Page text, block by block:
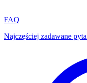
FAQ
Najczęściej zadawane